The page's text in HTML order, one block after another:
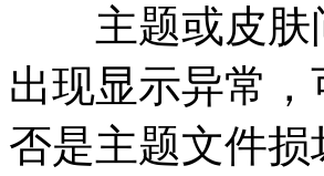
主题或皮肤问
出现显示异常
否是主题文件